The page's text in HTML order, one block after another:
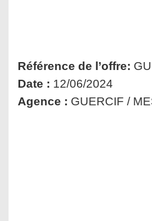
Référence de l’offre:
Date : 12/06/2024
Agence : GUERCIF /